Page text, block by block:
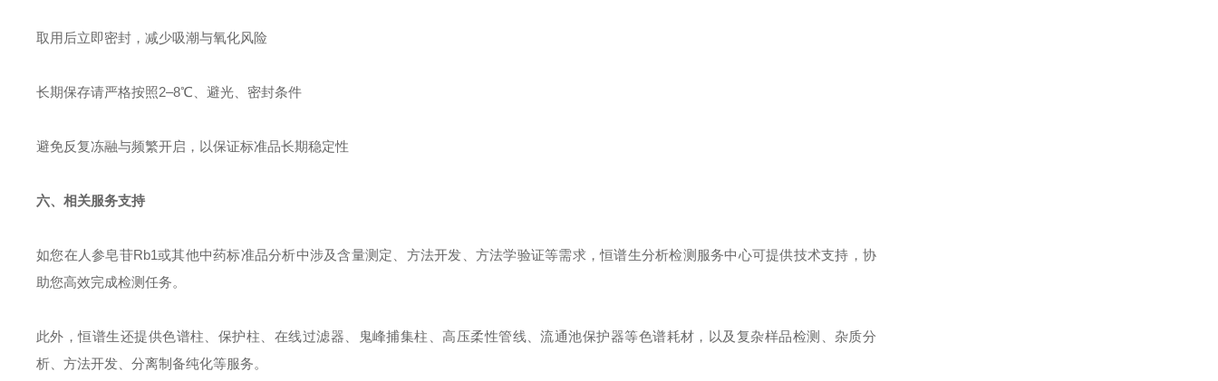
取用后立即密封，减少吸潮与氧化风险
长期保存请严格按照2–8℃、避光、密封条件
避免反复冻融与频繁开启，以保证标准品长期稳定性
六、相关服务支持
如您在人参皂苷Rb1或其他中药标准品分析中涉及含量测定、方法开发、方法学验证等需求，恒谱生分析检测服务中心可提供技术支持，协
助您高效完成检测任务。
此外，恒谱生还提供色谱柱、保护柱、在线过滤器、鬼峰捕集柱、高压柔性管线、流通池保护器等色谱耗材，以及复杂样品检测、杂质分
析、方法开发、分离制备纯化等服务。